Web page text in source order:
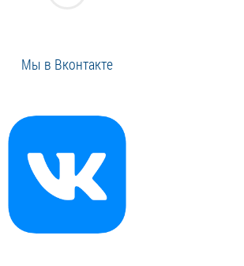
Мы в Вконтакте